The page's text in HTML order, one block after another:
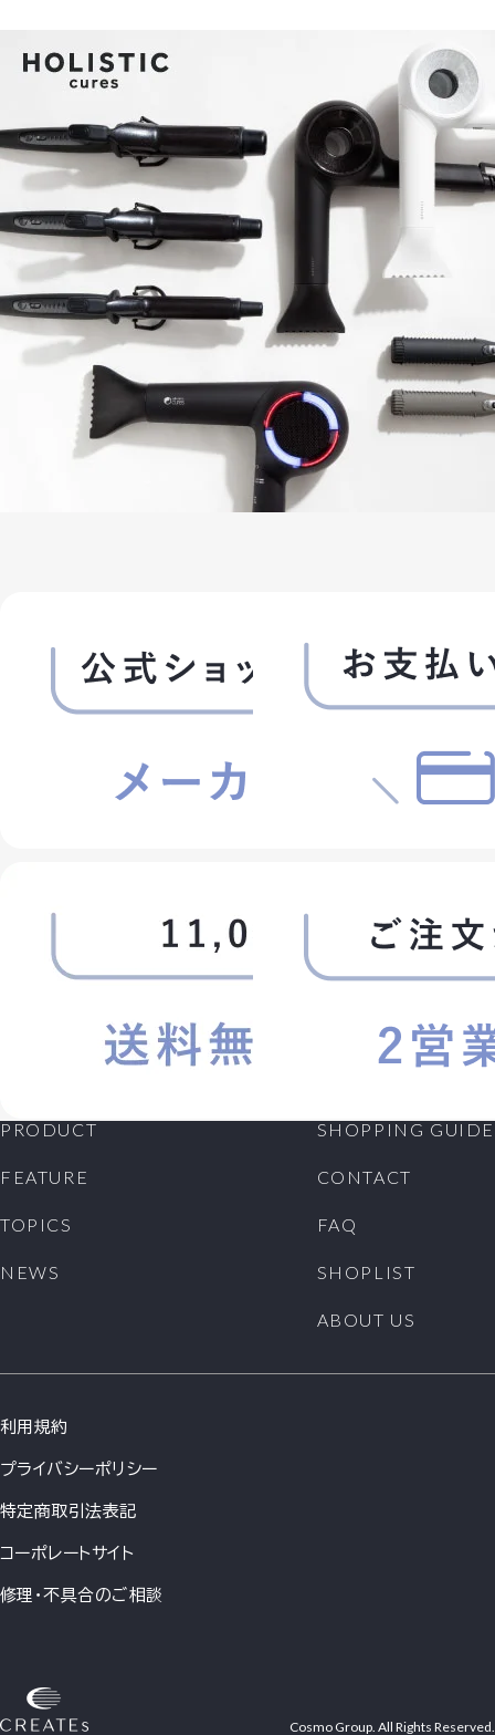
社が相応しくないと判断した方からの会員申込はお断
りする場合があります。
2. 会員情報の入力 会員登録手続の際には、入力上の注
意をよく読み、所定の入力フォームに必要事項を正確に
入力してください。会員情報の登録において、特殊記
号・旧漢字・ローマ数字などはご使用になれません。こ
れらの文字が登録された場合は当社にて変更致しま
す。
3. パスワードの管理
(1)パスワードは会員本人のみが利用できるものとし、
第三者に譲渡・貸与できないものとします。
(2)パスワードは、他人に知られることがないよう定期的
に変更する等、会員本人が責任をもって管理してくださ
い。
(3)パスワードを用いて当社に対して行われた意思表示
は、会員本人の意思表示とみなし、そのために生じる支
払等は全て会員の責任となります。
1. 会員は、氏名、住所など当社に届け出た事項に変更
れた取引は、変更登録前の情報に基づいて行われます
のでご注意ください。
きを行ってください。所定の退会手続の終了後に、退会
となります。
他当社が会員として不適当と認める事由があるときは、
当社は、会員資格を取り消すことができることとしま
す。
(1)会員番号、パスワードを不正に使用すること
(2)当ホームページにアクセスして情報を改ざんしたり、
(3)当社が扱う商品の知的所有権を侵害する行為をする
(4)その他、この利用規約に反する行為をすること
第6条 (会員情報の取扱い)
く第三者に対して開示することはありません。ただし、
員情報その他のお客様情報を開示できるものとします。
(2)当社の権利、利益、名誉等を保護するために必要で
2. 会員情報につきましては、当社の「個人情報保護への
を、会員へのサービス提供、サービス内容の向上、サー
ビスの利用促進、およびサービスの健全かつ円滑な運
営の確保を図る目的のために、当社おいて利用するこ
とができるものとします。
による情報提供(広告を含みます)を行うことができるも
提供につきましては、会員の希望により停止をすること
はできません。
PRODUCT
FEATURE
TOPICS
NEWS
SHOPPING GUIDE
CONTACT
FAQ
SHOPLIST
ABOUT US
利用規約
プライバシーポリシー
特定商取引法表記
コーポレートサイト
修理・不具合のご相談
Cosmo Group. All Rights Reserved.